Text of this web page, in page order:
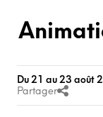
Du 21 au 23 août
Partager